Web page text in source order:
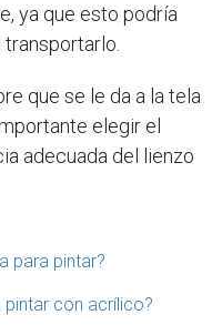
ya que esto podría
que se le da a la tela
elegir el
adecuada del lienzo
para pintar?
pintar con acrílico?